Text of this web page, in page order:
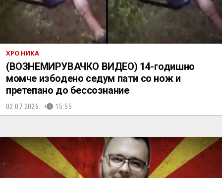
ХРОНИКА
(ВОЗНЕМИРУВАЧКО ВИДЕО) 14-годишно
момче избодено седум пати со нож и
претепано до бессознание
02.07.2026. 15:55